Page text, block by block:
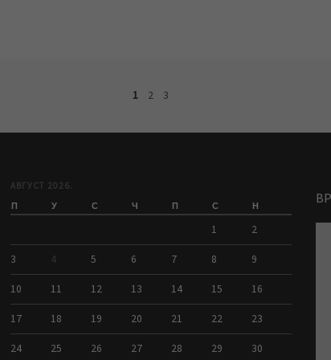
1 2 3
АВГУСТ 2026.
П У С Ч П С Н
1 2
3 4 5 6 7 8 9
10 11 12 13 14 15 16
17 18 19 20 21 22 23
24 25 26 27 28 29 30